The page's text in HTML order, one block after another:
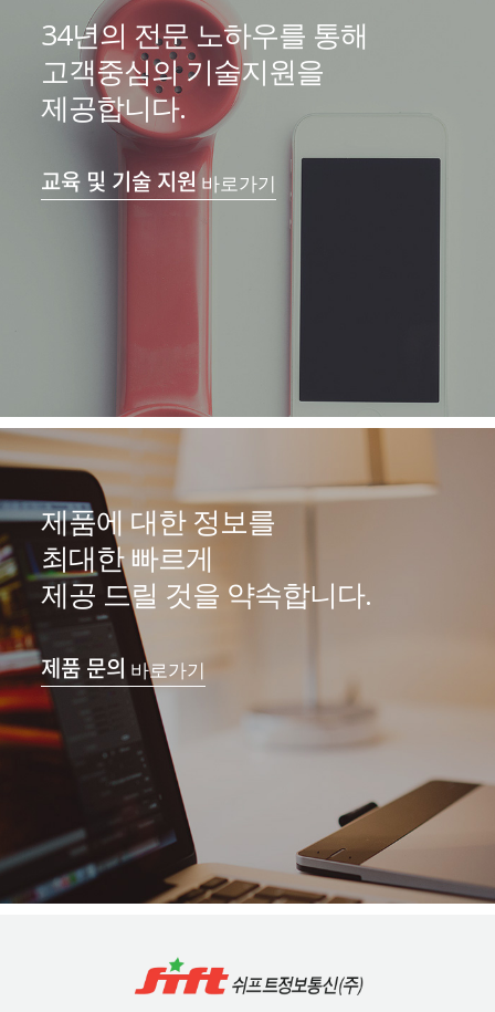
34년의 전문 노하우를 통해
고객중심의 기술지원을
제공합니다.
교육 및 기술 지원바로가기
제품에 대한 정보를
최대한 빠르게
제공 드릴 것을 약속합니다.
제품 문의 바로가기